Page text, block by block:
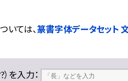
いては、篆書字体データセット
を入力：